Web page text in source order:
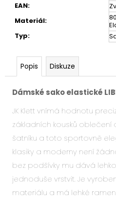
EAN:
Materiál:
Typ:
Popis Diskuze
Dámské sako elastické
JK Klett vnímá hodnotu
základních kousků
šatníku a toto sportovně
klasiky a moderny není
bez podšívky mu dává
jednoduše vrstvit. Je
materiálu a má lehké